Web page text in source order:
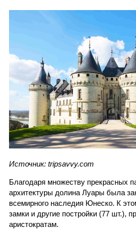
Источник: tripsavvy.com
Благодаря множеству прекрасных
архитектуры долина Луары была
всемирного наследия Юнеско. К
замки и другие постройки (77 шт.),
аристократам.